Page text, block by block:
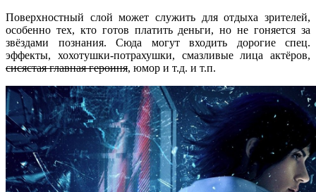
Поверхностный слой может служить для отдыха зрителей,
особенно тех, кто готов платить деньги, но не гоняется за
звёздами познания. Сюда могут входить дорогие спец.
эффекты, хохотушки-потрахушки, смазливые лица актёров,
сисястая главная героиня, юмор и т.д. и т.п.